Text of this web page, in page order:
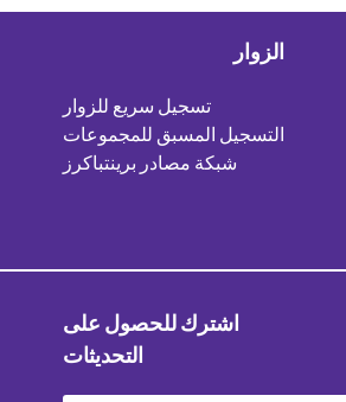
الزوار
تسجيل سريع للزوار
التسجيل المسبق للمجموعات
شبكة مصادر برينتباكرز
اشترك للحصول على
التحديثات